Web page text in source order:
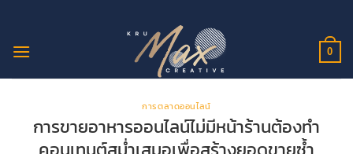
ยัง
0
การตลาดออนไลน์
การขายอาหารออนไลน์ไม่มีหน้าร้านต้องทำ